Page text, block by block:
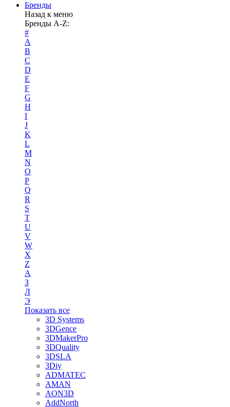
Бренды
Назад к меню
Бренды A-Z:
#
A
B
C
D
E
F
G
H
I
J
K
L
M
N
O
P
Q
R
S
T
U
V
W
X
Z
А
З
Л
Э
Показать все
3D Systems
3DGence
3DMakerPro
3DQuality
3DSLA
3Diy
ADMATEC
AMAN
AON3D
AddNorth